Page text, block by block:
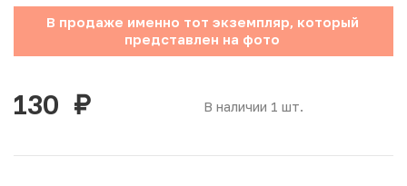
Наборы монет
Инвестиционные монеты
В продаже именно тот экземпляр, который
представлен на фото
В наличии 1 шт.
130 руб.